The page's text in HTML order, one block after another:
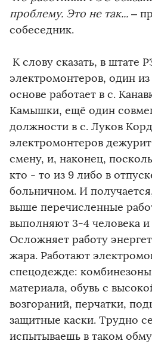
проблему. Это не так... –
собеседник.
К слову сказать, в штате
электромонтеров, один
основе работает в с.
Камышки, ещё один
должности в с. Луков
электромонтеров
смену, и, наконец,
кто - то из 9 либо в
больничном. И
выше перечисленные
выполняют 3-4 человека и
Осложняет работу
жара. Работают
спецодежде:
материала, обувь с
возгораний, перчатки,
защитные каски. Трудно
испытываешь в таком